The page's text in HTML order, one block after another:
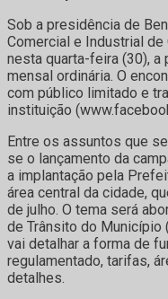
Sob a presidência de
Comercial e Industrial
nesta quarta-feira (30), a
mensal ordinária. O
com público limitado e
instituição
Entre os assuntos que
se o lançamento da
a implantação pela
área central da cidade,
de julho. O tema será
de Trânsito do Município
vai detalhar a forma de
regulamentado, tarifas,
detalhes.